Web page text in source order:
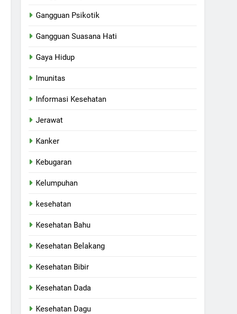
Gangguan Psikotik
Gangguan Suasana Hati
Gaya Hidup
Imunitas
Informasi Kesehatan
Jerawat
Kanker
Kebugaran
Kelumpuhan
kesehatan
Kesehatan Bahu
Kesehatan Belakang
Kesehatan Bibir
Kesehatan Dada
Kesehatan Dagu